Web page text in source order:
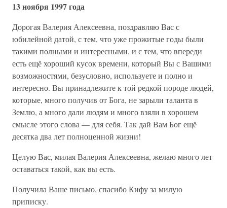
13 ноября 1997 года
Дорогая Валерия Алексеевна, поздравляю Вас с
юбилейной датой, с тем, что уже прожитые годы были
такими полными и интересными, и с тем, что впереди
есть ещё хороший кусок времени, который Вы с Вашими
возможностями, безусловно, используете и полно и
интересно. Вы принадлежите к той редкой породе людей,
которые, много получив от Бога, не зарыли таланта в
Землю, а много дали людям и много взяли в хорошем
смысле этого слова — для себя. Так дай Вам Бог ещё
десятка два лет полноценной жизни!
Целую Вас, милая Валерия Алексеевна, желаю много лет
оставаться такой, как вы есть.
Получила Ваше письмо, спасибо Кифу за милую
приписку.